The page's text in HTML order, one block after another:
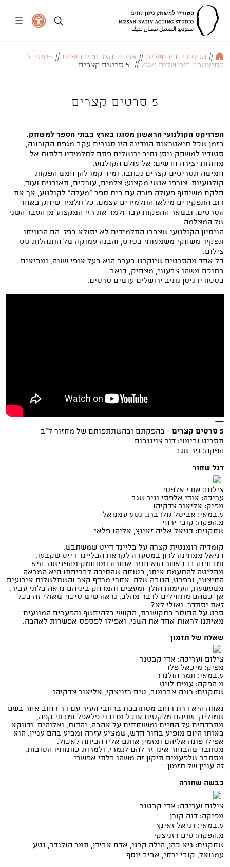
// הסטודיו בירושלים // ארכיון הצגות: ירושלים // פסטיבל
התיאטרון בירושלים 2021
// 5 סרטים קצרים
5 סרטים קצרים
הפרויקט הקולנועי הראשון מסוגו בארץ בבתי הספר למשחק.
בזמן שכל תיאטראות המדינה היו סגורים עקב מגפת הקורונה,
סטודיו למשחק ניסן נתיב ירושלים פתח לתלמידיו דלתות אל
מחוזות יצירה חדשים: אל עולם הקולנוע.
חמישה תסריטים קצרים נכתבו, ומיד קמו להן חמש הפקות
קולנועיות. צורפו אנשי מקצוע: צלמים, עורכים, תאורנים ועוד,
חלקם משיתוף פעולה פורה עם בית ספר "מעלה" לקולנוע, אך את
רוב התפקידים מילאו התלמידים עצמם. כל תלמיד שיחק באחד
הסרטים, ובשאר ההפקות עבד ולמד את רזי המקצוע מן העבר השני
של המצלמה.
הניסיון הקולנועי שצברו התלמידים לא יסולא בפז. הם הרוויחו
תפקיד משחקי משמעותי בסרט, והבנה עמוקה של התנהלות סט
צילום.
כל אחד מהסרטים שיוקרנו בערב הוא בעל אופי שונה, ומביאים
בתוכם משהו צבעוני, מצחיק, כואב.
בסטודיו ניסן נתיב ירושלים עושים סרטים.
—
5 סרטים קצרים
- בהפקתם ובהשתתפותם של מחזור ל"ב
תסריט ובימוי: דור צויגנבום
הפקה: ניר שגב
דגל שחור
צילום: אודי אלפסי
עריכה: אודי אלפסי וניר שגב
מפיק: אליאור צדקיהו
ע.במאי: אביטל גולדברג, נטע עמנואל
מ.הפקה: קובי ירחי
שחקנים: דניאל אליה זאינץ, אליהו פלאי
קומדיה רומנטית קצרה על בליינד דייט שמשתבש.
דניאל ממתינה לרון במסעדה לקראת הבליינד דייט שקבעו,
ומבחינה בו כאשר הוא חוזר אחורה ומתחמק מהפגישה. היא
מחליטה להתעמת איתו, בטוחה שהסיבה לבריחתו היא המראה
החיצוני, ובפרט, הגובה שלה. אחרי מרדף קצר והשתלשלות אירועים
משעשעת, העימות הולך ומעצים והמרחק ביניהם נראה בלתי עביר,
אך כשהם מתחילים לדבר מהלב, נראה שיש סיכוי שאולי זה בכל
זאת יסתדר. ואולי לא?
סרט על החוסר בתקשורת, הקושי בלהיחשף והפערים המונעים
מאיתנו לראות אחד את השני, ואפילו לפספס אפשרות לאהבה.
שאלה של תזמון
צילום ועריכה: אדי קבטנר
מפיק: מיכאל פלד
ע.במאי: תמר הולנדר
מ.הפקה: עמית לויט
שחקנים: רונה אברמוב, טים רזניצקי, אליאור צדקיהו
נאווה היא דרת רחוב מסתובבת ברחבי העיר עם דר רחוב אחר בשם
שמוליק. שניהם מלקטים אוכל מדוכני פלאפל ומבתי קפה,
מתבדחים על החיים ומשוחחים על אהבה, יהדות, ואלוהים. ודווקא
באותו היום מופיע בחור חדש, שמציע עזרה ומביע בהם עניין. הוא
אפילו פונה אליהם ומזמין אותם אליו הביתה לאכול.
מסתבר שהבחור אינו זר להם לגמרי, ולמרות כוונותיו הטובות,
מסתבר שלפעמים תיקון זה משהו בלתי אפשרי.
זה עניין של תזמון.
כבשה שחורה
צילום ועריכה: אדי קבטנר
מפיקה: דנה קורן
ע.במאי: דניאל זאינץ
מ.הפקה: טים רזניצקי
שחקנים: גיא כהן, הילה קרני, אדם אבידן, תמר הולנדר, נטע
עמנואל, קובי ירחי, אביב יוסף.